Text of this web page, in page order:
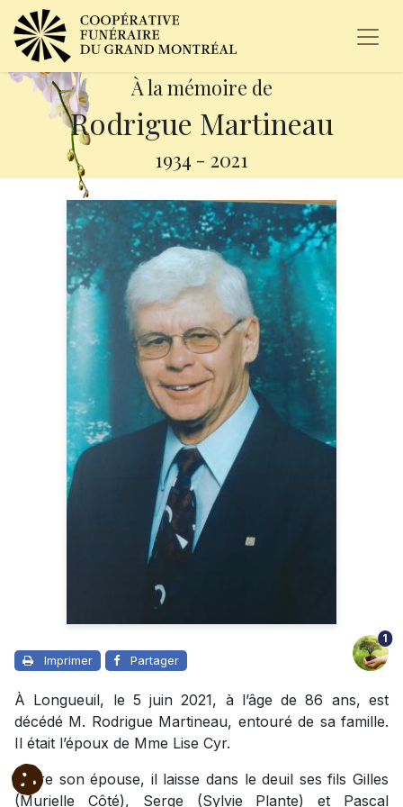
À la mémoire de
Rodrigue Martineau
1934 - 2021
Imprimer Partager
1
À Longueuil, le 5 juin 2021, à l’âge de 86 ans, est
décédé M. Rodrigue Martineau, entouré de sa famille.
Il était l’époux de Mme Lise Cyr.
Outre son épouse, il laisse dans le deuil ses fils Gilles
(Murielle Côté), Serge (Sylvie Plante) et Pascal